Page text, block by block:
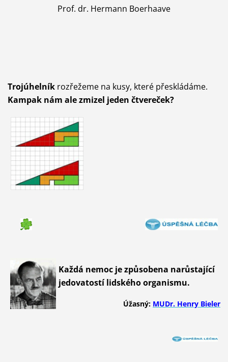
Prof. dr. Hermann Boerhaave
Trojúhelníkrozřežeme na kusy, které přeskládáme.
Kampak nám ale zmizel jeden čtvereček?
Každá nemoc je způsobena narůstající
jedovatostí lidského organismu.
Úžasný: MUDr. Henry Bieler